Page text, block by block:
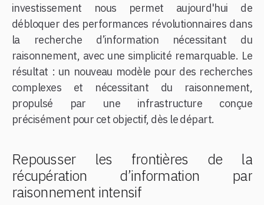
investissement nous permet aujourd'hui de
débloquer des performances révolutionnaires dans
la recherche d’information nécessitant du
raisonnement, avec une simplicité remarquable. Le
résultat : un nouveau modèle pour des recherches
complexes et nécessitant du raisonnement,
propulsé par une infrastructure conçue
précisément pour cet objectif, dès le départ.
Repousser les frontières de la
récupération d’information par
raisonnement intensif